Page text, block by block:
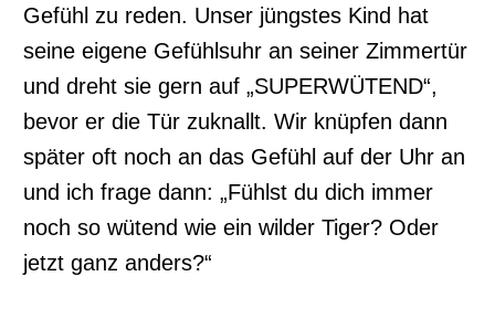
Gefühl zu reden. Unser jüngstes Kind hat
seine eigene Gefühlsuhr an seiner Zimmertür
und dreht sie gern auf „SUPERWÜTEND“,
bevor er die Tür zuknallt. Wir knüpfen dann
später oft noch an das Gefühl auf der Uhr an
und ich frage dann: „Fühlst du dich immer
noch so wütend wie ein wilder Tiger? Oder
jetzt ganz anders?“